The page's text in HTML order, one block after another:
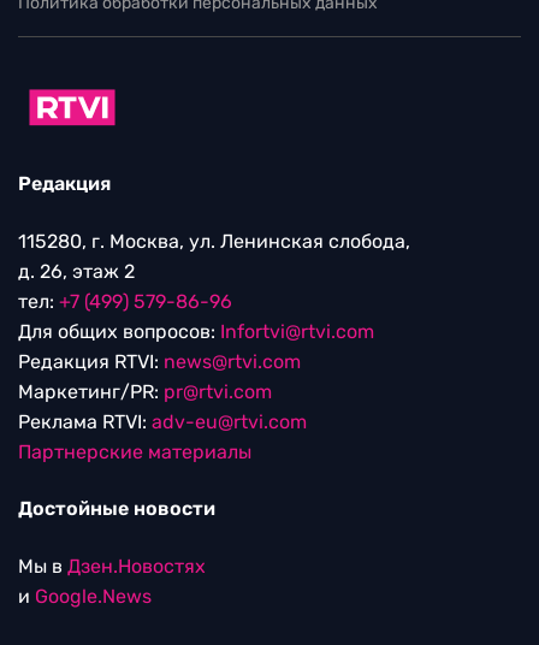
Редакция
115280, г. Москва, ул. Ленинская слобода,
д. 26, этаж 2
тел: +7 (499) 579-86-96
Для общих вопросов: Infortvi@rtvi.com
Редакция RTVI: news@rtvi.com
Маркетинг/PR: pr@rtvi.com
Реклама RTVI: adv-eu@rtvi.com
Партнерские материалы
Достойные новости
Мы в Дзен.Новостях
и Google.News